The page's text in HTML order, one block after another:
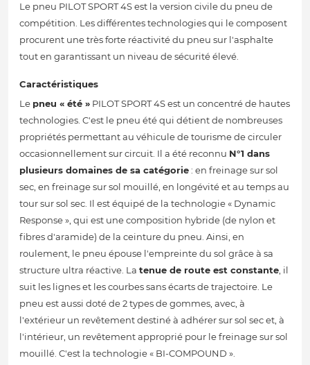
Le pneu PILOT SPORT 4S est la version civile du pneu de
compétition. Les différentes technologies qui le composent
procurent une très forte réactivité du pneu sur l'asphalte
tout en garantissant un niveau de sécurité élevé.
Caractéristiques
Le pneu « été » PILOT SPORT 4S est un concentré de hautes
technologies. C'est le pneu été qui détient de nombreuses
propriétés permettant au véhicule de tourisme de circuler
occasionnellement sur circuit. Il a été reconnu N°1 dans
plusieurs domaines de sa catégorie: en freinage sur sol
sec, en freinage sur sol mouillé, en longévité et au temps au
tour sur sol sec. Il est équipé de la technologie « Dynamic
Response », qui est une composition hybride (de nylon et
fibres d'aramide) de la ceinture du pneu. Ainsi, en
roulement, le pneu épouse l'empreinte du sol grâce à sa
structure ultra réactive. La tenue de route est constante, il
suit les lignes et les courbes sans écarts de trajectoire. Le
pneu est aussi doté de 2 types de gommes, avec, à
l'extérieur un revêtement destiné à adhérer sur sol sec et, à
l'intérieur, un revêtement approprié pour le freinage sur sol
mouillé. C'est la technologie « BI-COMPOUND ».